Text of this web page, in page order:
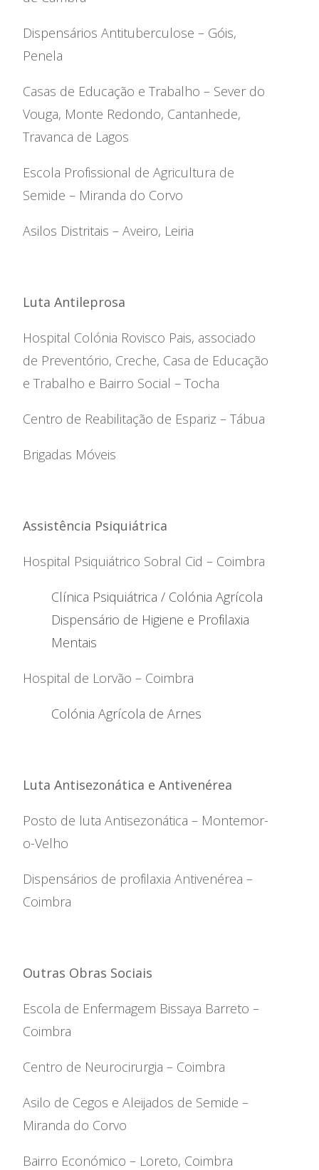
Instituição
Reconhecimento e Estatutos
Estatuto de Utilidade Pública
de Corrupção
Combate ao Assédio
Dispensários Antituberculose – Góis,
Penela
Casas de Educação e Trabalho – Sever do
Vouga, Monte Redondo, Cantanhede,
Travanca de Lagos
Escola Profissional de Agricultura de
Semide – Miranda do Corvo
Asilos Distritais – Aveiro, Leiria
Luta Antileprosa
Hospital Colónia Rovisco Pais, associado
de Preventório, Creche, Casa de Educação
e Trabalho e Bairro Social – Tocha
Centro de Reabilitação de Espariz – Tábua
Brigadas Móveis
Assistência Psiquiátrica
Hospital Psiquiátrico Sobral Cid – Coimbra
Clínica Psiquiátrica / Colónia Agrícola
Dispensário de Higiene e Profilaxia
Mentais
Hospital de Lorvão – Coimbra
Colónia Agrícola de Arnes
Luta Antisezonática e Antivenérea
Posto de luta Antisezonática – Montemor-
o-Velho
Dispensários de profilaxia Antivenérea –
Coimbra
Outras Obras Sociais
Escola de Enfermagem Bissaya Barreto –
Coimbra
Centro de Neurocirurgia – Coimbra
Asilo de Cegos e Aleijados de Semide –
Miranda do Corvo
Bairro Económico – Loreto, Coimbra